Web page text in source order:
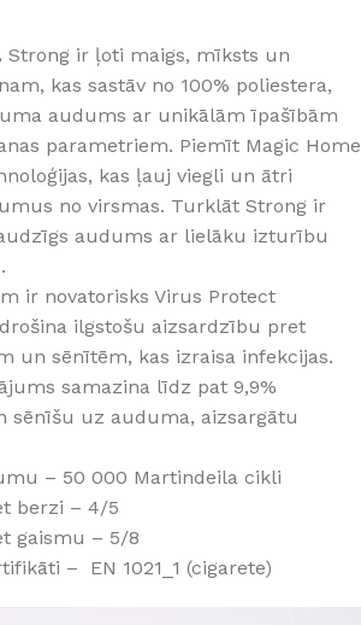
Strong ir ļoti maigs, mīksts un
kas sastāv no 100% poliestera,
audums ar unikālām īpašībām
parametriem. Piemīt Magic Home
kas ļauj viegli un ātri
no virsmas. Turklāt Strong ir
audums ar lielāku izturību
ir novatorisks Virus Protect
ilgstošu aizsardzību pret
un sēnītēm, kas izraisa infekcijas.
samazina līdz pat 9,9%
sēnīšu uz auduma, aizsargātu
– 50 000 Martindeila cikli
berzi – 4/5
gaismu – 5/8
– EN 1021_1 (cigarete)